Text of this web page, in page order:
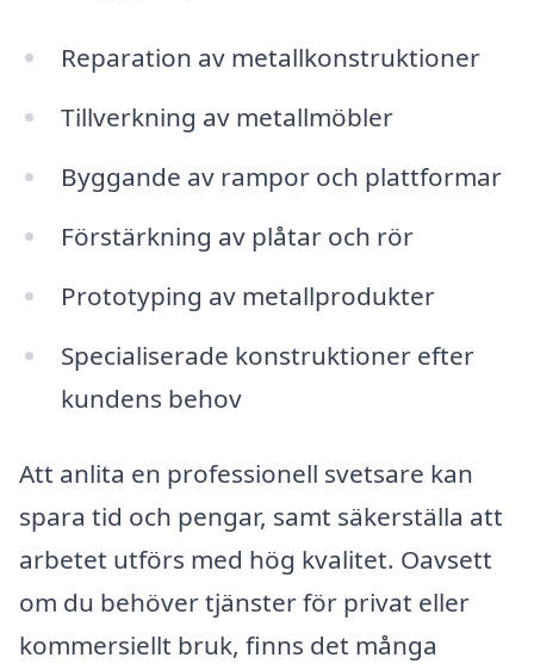
Reparation av metallkonstruktioner
Tillverkning av metallmöbler
Byggande av rampor och plattformar
Förstärkning av plåtar och rör
Prototyping av metallprodukter
Specialiserade konstruktioner efter
kundens behov
Att anlita en professionell svetsare kan
spara tid och pengar, samt säkerställa att
arbetet utförs med hög kvalitet. Oavsett
om du behöver tjänster för privat eller
kommersiellt bruk, finns det många